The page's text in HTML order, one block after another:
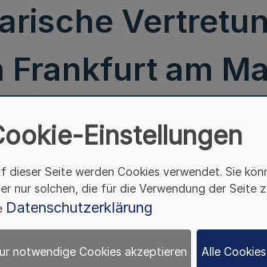
Frankfurt am
– LPA
II.
Einstellungen
dieser Seite werden Cookies verwendet. Sie
nur solchen, die für die Verwendung der Seite
Datenschutzerklärung
notwendige Cookies akzeptieren Alle